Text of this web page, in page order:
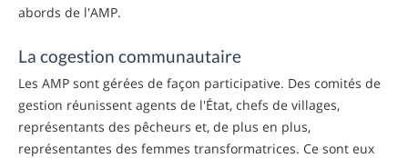
abords de l'AMP.
La cogestion communautaire
Les AMP sont gérées de façon participative. Des comités de
gestion réunissent agents de l'État, chefs de villages,
représentants des pêcheurs et, de plus en plus,
représentantes des femmes transformatrices. Ce sont eux